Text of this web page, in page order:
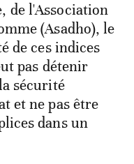
de l'Association
(Asadho), le
de ces indices
pas détenir
sécurité
et ne pas être
dans un